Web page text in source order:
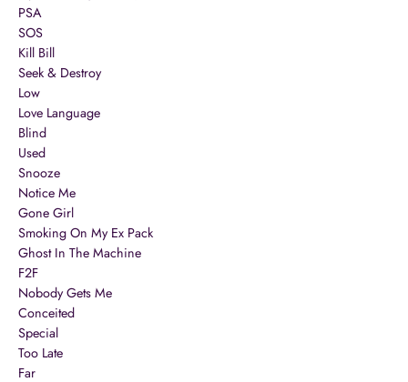
PSA
SOS
Kill Bill
Seek & Destroy
Low
Love Language
Blind
Used
Snooze
Notice Me
Gone Girl
Smoking On My Ex Pack
Ghost In The Machine
F2F
Nobody Gets Me
Conceited
Special
Too Late
Far